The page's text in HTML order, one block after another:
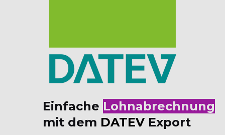
Einfache Lohnabrechnung
mit dem DATEV Export